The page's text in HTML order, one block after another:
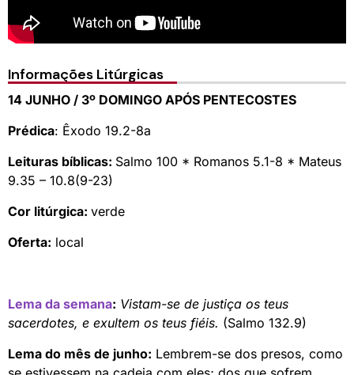
Informações Litúrgicas
14 JUNHO / 3º DOMINGO APÓS PENTECOSTES
Prédica: Êxodo 19.2-8a
Leituras bíblicas: Salmo 100 * Romanos 5.1-8 * Mateus
9.35 – 10.8(9-23)
Cor litúrgica: verde
Oferta: local
Lema da semana: Vistam-se de justiça os teus
sacerdotes, e exultem os teus fiéis. (Salmo 132.9)
Lema do mês de junho: Lembrem-se dos presos, como